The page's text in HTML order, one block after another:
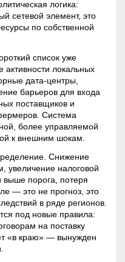
логика:
сетевой элемент, это
по собственной
список уже
локальных
дата-центры,
барьеров для входа
поставщиков и
Система
более управляемой
к внешним шокам.
Снижение
увеличение налоговой
выше порога, потеря
— это не прогноз, это
в ряде регионов.
под новые правила:
на поставку
«в краю» — вынужден